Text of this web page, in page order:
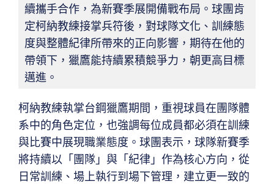
續攜手合作，為新賽季展開備戰布局。球團肯
定柯納教練接掌兵符後，對球隊文化、訓練態
度與整體紀律所帶來的正向影響，期待在他的
帶領下，獵鷹能持續累積競爭力，朝更高目標
邁進。
柯納教練執掌台鋼獵鷹期間，重視球員在團隊體
系中的角色定位，也強調每位成員都必須在訓練
與比賽中展現職業態度。球團表示，球隊新賽季
將持續以「團隊」與「紀律」作為核心方向，從
日常訓練、場上執行到場下管理，建立更一致的